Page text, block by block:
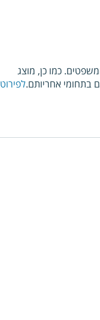
כמו כן, מוצג
בתחומי אחריותם.לפירוט